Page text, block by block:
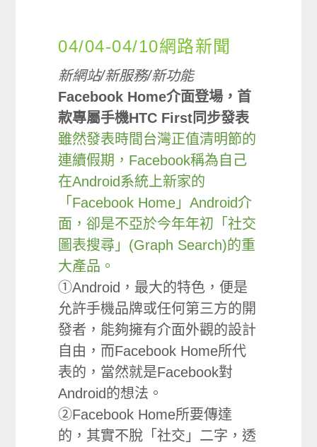
04/04-04/10網路新聞
新網站/新服務/新功能
Facebook Home介面登場，首
款專屬手機HTC First同步發表
雖然發表時間台灣正值清明節的
連續假期，Facebook稱為自己
在Android系統上新家的
「Facebook Home」Android介
面，卻是不亞於今年年初「社交
圖表搜尋」(Graph Search)的重
大產品。
①Android，最大的特色，便是
允許手機品牌或任何第三方的開
發者，能夠擁有介面外觀的設計
自由，而Facebook Home所代
表的，當然就是Facebook對
Android的想法。
②Facebook Home所要傳達
的，其實不脫「社交」二字，透